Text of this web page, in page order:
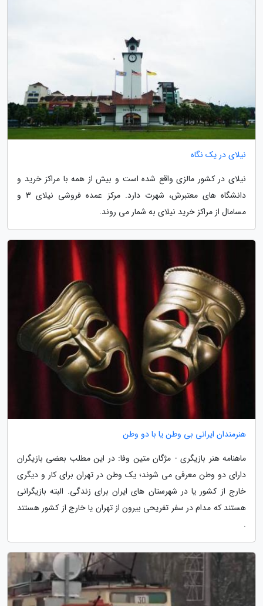
نیلای در یک نگاه
نیلای در کشور مالزی واقع شده است و بیش از همه با مراکز خرید و
دانشگاه های معتبرش، شهرت دارد. مرکز عمده فروشی نیلای 3 و
مسامال از مراکز خرید نیلای به شمار می روند.
هنرمندان ایرانی بی وطن یا با دو وطن
ماهنامه هنر بازیگری - مژگان متین وفا: در این مطلب بعضی بازیگران
دارای دو وطن معرفی می شوند؛ یک وطن در تهران برای کار و دیگری
خارج از کشور یا در شهرستان های ایران برای زندگی. البته بازیگرانی
هستند که مدام در سفر تفریحی بیرون از تهران یا خارج از کشور هستند
.